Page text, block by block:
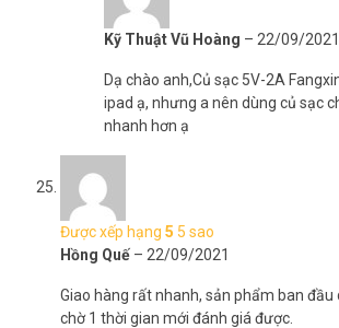
Kỹ Thuật Vũ Hoàng – 22/09/2021
Dạ chào anh,Củ sạc 5V-2A
ipad ạ, nhưng a nên dùng củ sạc
nhanh hơn ạ
Được xếp hạng 5 5 sao
Hồng Quế – 22/09/2021
Giao hàng rất nhanh, sản phẩm ban đầu
chờ 1 thời gian mới đánh giá được.